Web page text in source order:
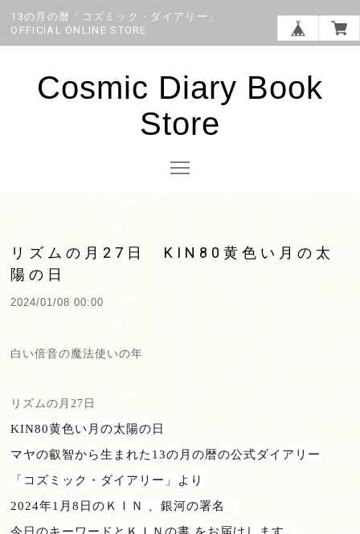
13の月の暦「コズミック・ダイアリー」
OFFICIAL ONLINE STORE
Cosmic Diary Book
Store
リズムの月27日 KIN80黄色い月の太
陽の日
2024/01/08 00:00
白い倍音の魔法使いの年
リズムの月27 日
KIN80黄色い月の太陽の日
マヤの叡智から生まれた 13の月の暦の公式ダイアリー
「コズミック・ダイアリー」より
2024年1 月8 日のＫＩＮ 、銀河の署名